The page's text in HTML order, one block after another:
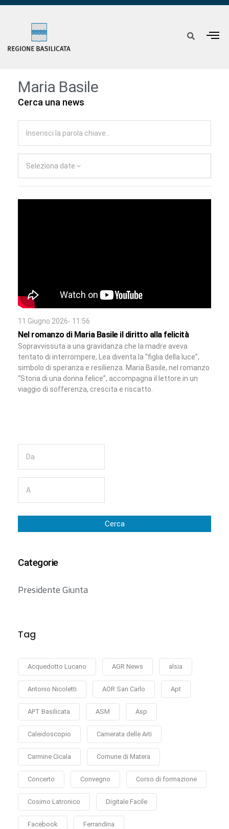
Maria Basile
Cerca una news
Seleziona date
11 Giugno 2026- 11:56
Nel romanzo di Maria Basile il diritto alla felicità
Sopravvissuta a una gravidanza che la madre aveva
tentato di interrompere, Lea diventa la “figlia della luce”,
simbolo di speranza e resilienza. Maria Basile, nel romanzo
“Storia di una donna felice”, accompagna il lettore in un
viaggio di sofferenza, crescita e riscatto.
Cerca
Categorie
Presidente Giunta
Tag
Acquedotto Lucano AGR News alsia
Antonio Nicoletti AOR San Carlo Apt
APT Basilicata ASM Asp
Caleidoscopio Camerata delle Arti
Carmine Cicala Comune di Matera
Concerto Convegno Corso di formazione
Cosimo Latronico Digitale Facile
Facebook Ferrandina